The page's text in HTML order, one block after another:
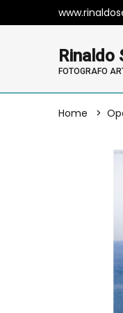
Rinaldo
FOTOGRAFO
Home